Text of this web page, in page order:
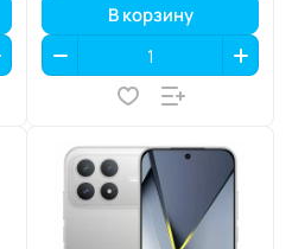
В корзину